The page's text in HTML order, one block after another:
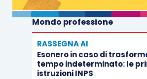
Mondo professione
RASSEGNA AI
Esonero in caso di
tempo indeterminato: le
istruzioni INPS